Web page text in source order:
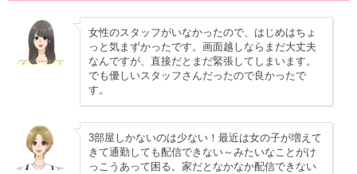
女性のスタッフがいなかったので、はじめはちょ
っと気まずかったです。画面越しならまだ大丈夫
なんですが、直接だとまだ緊張してしまいます。
でも優しいスタッフさんだったので良かったで
す。
3部屋しかないのは少ない！最近は女の子が増えて
きて通勤しても配信できない～みたいなことがけ
っこうあって困る。家だとなかなか配信できない